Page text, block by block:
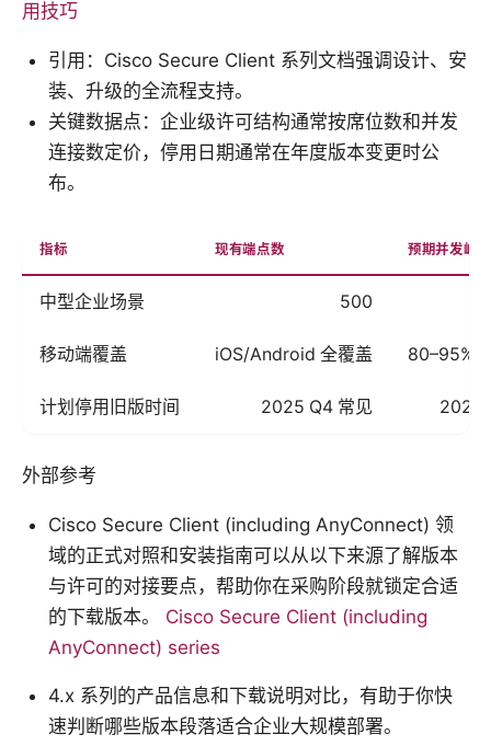
用技巧
引用：Cisco Secure Client 系列文档强调设计、安
装、升级的全流程支持。
关键数据点：企业级许可结构通常按席位数和并发
连接数定价，停用日期通常在年度版本变更时公
布。
指标 现有端点数 预期并发峰值
中型企业场景 500
移动端覆盖 iOS/Android 全覆盖 80–95%
计划停用旧版时间 2025 Q4 常见 2026
外部参考
Cisco Secure Client (including AnyConnect) 领
域的正式对照和安装指南可以从以下来源了解版本
与许可的对接要点，帮助你在采购阶段就锁定合适
的下载版本。 Cisco Secure Client (including
AnyConnect) series
4.x 系列的产品信息和下载说明对比，有助于你快
速判断哪些版本段落适合企业大规模部署。